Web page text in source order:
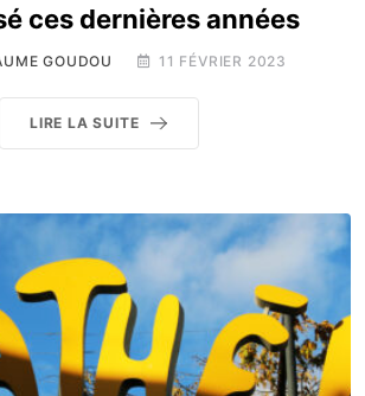
ces dernières années
GOUDOU 11 FÉVRIER 2023
LIRE LA SUITE